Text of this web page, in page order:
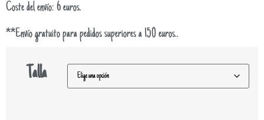
Coste del envío: 6 euros.
**Envío gratuito para pedidos superiores a 150 euros..
Talla